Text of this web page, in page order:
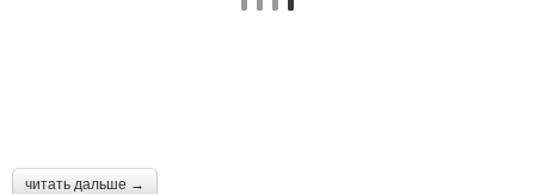
читать дальше →